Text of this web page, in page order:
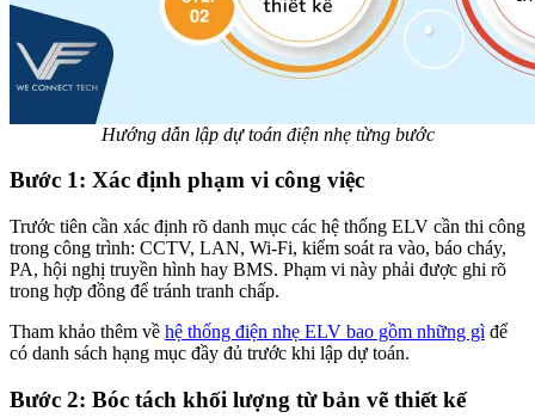
Hướng dẫn lập dự toán điện nhẹ từng bước
Bước 1: Xác định phạm vi công việc
Trước tiên cần xác định rõ danh mục các hệ thống ELV cần thi công
trong công trình: CCTV, LAN, Wi-Fi, kiểm soát ra vào, báo cháy,
PA, hội nghị truyền hình hay BMS. Phạm vi này phải được ghi rõ
trong hợp đồng để tránh tranh chấp.
Tham khảo thêm về hệ thống điện nhẹ ELV bao gồm những gì để
có danh sách hạng mục đầy đủ trước khi lập dự toán.
Bước 2: Bóc tách khối lượng từ bản vẽ thiết kế